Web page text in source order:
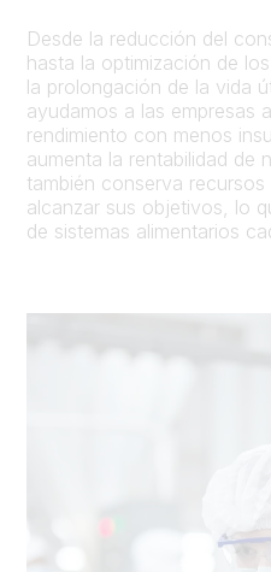
Desde la reducción del
hasta la optimización de
la prolongación de la vida
ayudamos a las empresas
rendimiento con menos
aumenta la rentabilidad de
también conserva
alcanzar sus objetivos, lo
de sistemas alimentarios